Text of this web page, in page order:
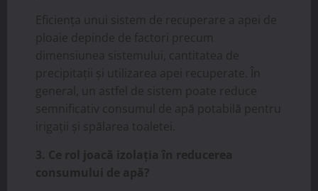
Eficiența unui sistem de recuperare a apei de
ploaie depinde de factori precum
dimensiunea sistemului, cantitatea de
precipitații și utilizarea apei recuperate. În
general, un astfel de sistem poate reduce
semnificativ consumul de apă potabilă pentru
irigații și spălarea toaletei.
3. Ce rol joacă izolația în reducerea
consumului de apă?